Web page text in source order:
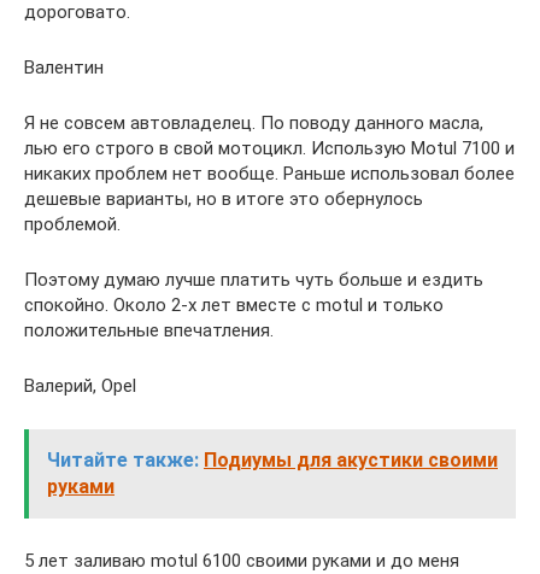
дороговато.
Валентин
Я не совсем автовладелец. По поводу данного масла,
лью его строго в свой мотоцикл. Использую Motul 7100 и
никаких проблем нет вообще. Раньше использовал более
дешевые варианты, но в итоге это обернулось
проблемой.
Поэтому думаю лучше платить чуть больше и ездить
спокойно. Около 2-х лет вместе с motul и только
положительные впечатления.
Валерий, Opel
Читайте также: Подиумы для акустики своими
руками
5 лет заливаю motul 6100 своими руками и до меня